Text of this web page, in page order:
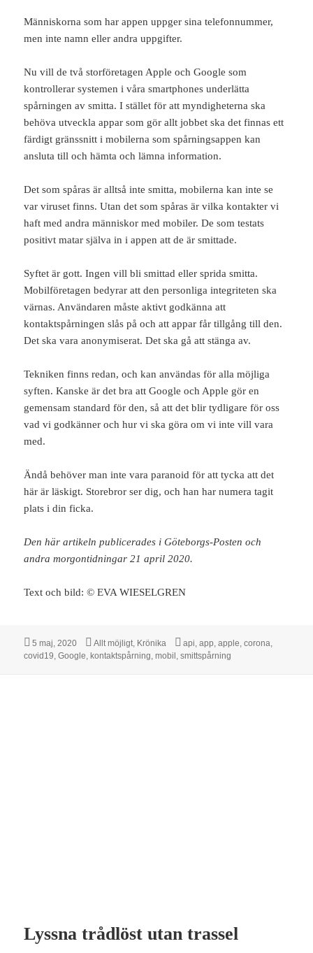
Människorna som har appen uppger sina telefonnummer,
men inte namn eller andra uppgifter.
Nu vill de två storföretagen Apple och Google som
kontrollerar systemen i våra smartphones underlätta
spårningen av smitta. I stället för att myndigheterna ska
behöva utveckla appar som gör allt jobbet ska det finnas ett
färdigt gränssnitt i mobilerna som spårningsappen kan
ansluta till och hämta och lämna information.
Det som spåras är alltså inte smitta, mobilerna kan inte se
var viruset finns. Utan det som spåras är vilka kontakter vi
haft med andra människor med mobiler. De som testats
positivt matar själva in i appen att de är smittade.
Syftet är gott. Ingen vill bli smittad eller sprida smitta.
Mobilföretagen bedyrar att den personliga integriteten ska
värnas. Användaren måste aktivt godkänna att
kontaktspårningen slås på och att appar får tillgång till den.
Det ska vara anonymiserat. Det ska gå att stänga av.
Tekniken finns redan, och kan användas för alla möjliga
syften. Kanske är det bra att Google och Apple gör en
gemensam standard för den, så att det blir tydligare för oss
vad vi godkänner och hur vi ska göra om vi inte vill vara
med.
Ändå behöver man inte vara paranoid för att tycka att det
här är läskigt. Storebror ser dig, och han har numera tagit
plats i din ficka.
Den här artikeln publicerades i Göteborgs-Posten och
andra morgontidningar 21 april 2020.
Text och bild: © EVA WIESELGREN
Postat
5 maj, 2020 Kategorier
Allt möjligt Krönika Taggar
api ,app ,apple ,corona
covid19 ,Google ,kontaktspårning ,mobil ,smittspårning
Lyssna trådlöst utan trassel